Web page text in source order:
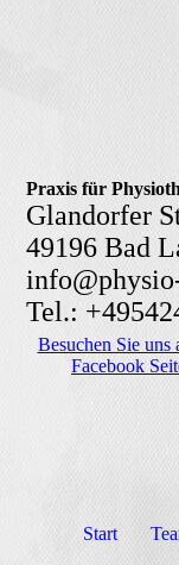
Praxis für
Glandorfer
49196 Bad
Tel.:
Besuchen Sie uns
Facebook
Start